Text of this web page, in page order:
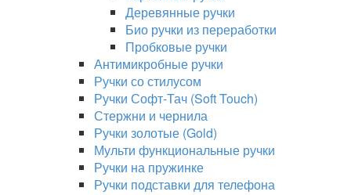
Деревянные ручки
Био ручки из переработки
Пробковые ручки
Антимикробные ручки
Ручки со стилусом
Ручки Софт-Тач (Soft Touch)
Стержни и чернила
Ручки золотые (Gold)
Мульти функциональные ручки
Ручки на пружинке
Ручки подставки для телефона